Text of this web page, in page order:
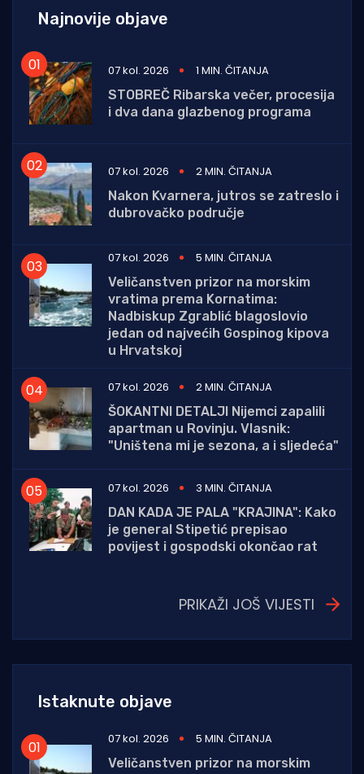
Najnovije objave
07 kol. 2026
1 MIN. ČITANJA
STOBREČ Ribarska večer, procesija
i dva dana glazbenog programa
07 kol. 2026
2 MIN. ČITANJA
Nakon Kvarnera, jutros se zatreslo i
dubrovačko područje
07 kol. 2026
5 MIN. ČITANJA
Veličanstven prizor na morskim
vratima prema Kornatima:
Nadbiskup Zgrablić blagoslovio
jedan od najvećih Gospinog kipova
u Hrvatskoj
07 kol. 2026
2 MIN. ČITANJA
ŠOKANTNI DETALJI Nijemci zapalili
apartman u Rovinju. Vlasnik:
"Uništena mi je sezona, a i sljedeća"
07 kol. 2026
3 MIN. ČITANJA
DAN KADA JE PALA "KRAJINA": Kako
je general Stipetić prepisao
povijest i gospodski okončao rat
PRIKAŽI JOŠ VIJESTI
Istaknute objave
07 kol. 2026
5 MIN. ČITANJA
Veličanstven prizor na morskim